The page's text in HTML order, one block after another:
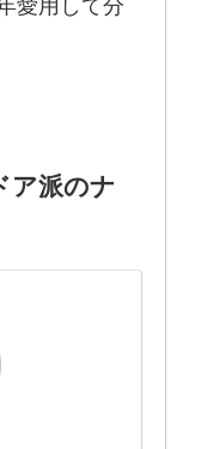
ア派のナ